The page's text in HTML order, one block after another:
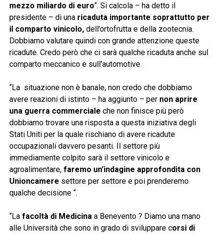
mezzo miliardo di euro“. Si calcola – ha detto il
presidente – di una ricaduta importante soprattutto per
il comparto vinicolo,dell’ortofrutta e della zootecnia.
Dobbiamo valutare quindi con grande attenzione queste
ricadute. Credo però che ci sarà qualche ricaduta anche sul
comparto meccanico e sull’automotive.
“La situazione non è banale, non credo che dobbiamo
avere reazioni di istinto – ha aggiunto – per non aprire
una guerra commerciale che non finisce più però
dobbiamo trovare una risposta a questa iniziativa degli
Stati Uniti per la quale rischiano di avere ricadute
occupazionali davvero pesanti. Il settore più
immediamente colpito sarà il settore vinicolo e
agroalimentare, faremo un’indagine approfondita con
Unioncamere settore per settore e poi prenderemo
qualche decisione “.
“La facoltà di Medicinaa Benevento ? Diamo una mano
alle Università che sono in grado di sviluppare corsi di